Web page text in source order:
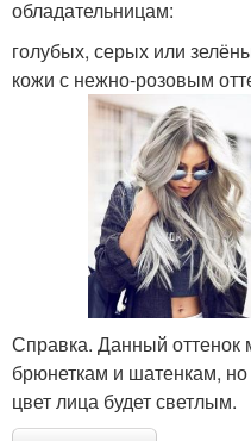
обладательницам:
голубых, серых или
кожи с нежно-розовым
Справка. Данный оттенок
брюнеткам и шатенкам, но
цвет лица будет светлым.